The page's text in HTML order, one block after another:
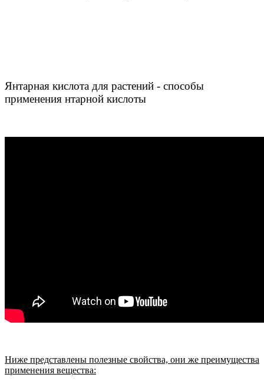
Янтарная кислота для растений - способы
применения нтарной кислоты
Ниже представлены полезные свойства, они же преимущества
применения вещества: